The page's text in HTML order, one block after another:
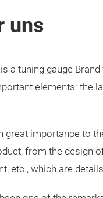
uns
a tuning gauge
elements: the
great importance to
from the design
etc., which are